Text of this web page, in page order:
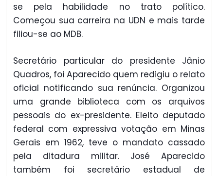
se pela habilidade no trato político.
Começou sua carreira na UDN e mais tarde
filiou-se ao MDB.
Secretário particular do presidente Jânio
Quadros, foi Aparecido quem redigiu o relato
oficial notificando sua renúncia. Organizou
uma grande biblioteca com os arquivos
pessoais do ex-presidente. Eleito deputado
federal com expressiva votação em Minas
Gerais em 1962, teve o mandato cassado
pela ditadura militar. José Aparecido
também foi secretário estadual de